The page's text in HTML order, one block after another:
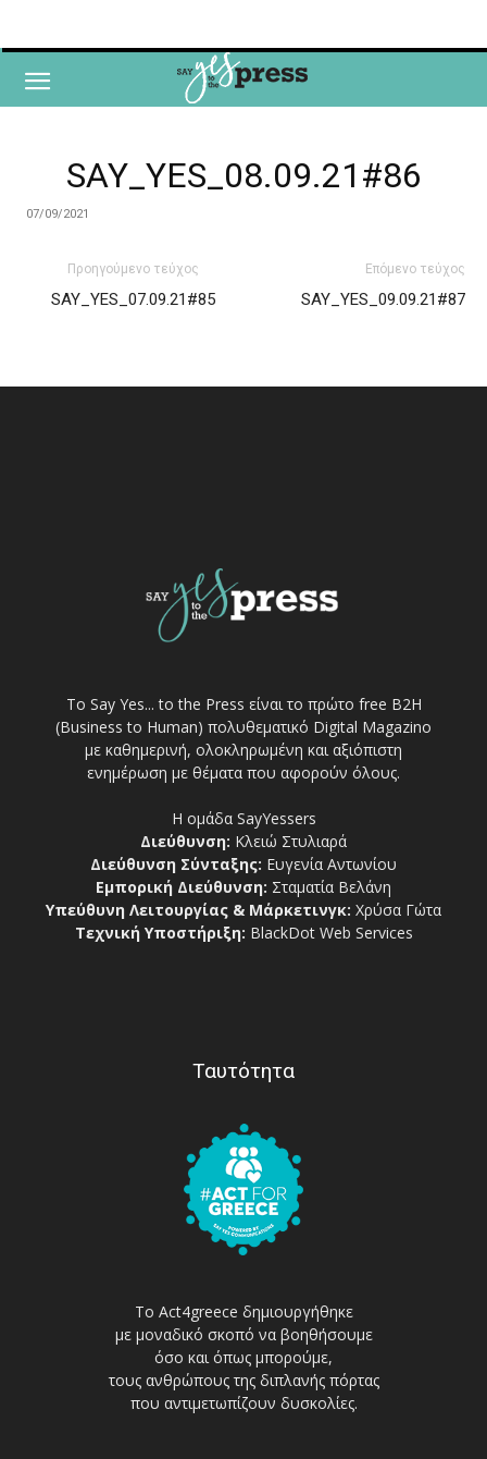
SAY_YES_08.09.21#86
07/09/2021
Προηγούμενο τεύχος
SAY_YES_07.09.21#85
Επόμενο τεύχος
SAY_YES_09.09.21#87
Το Say Yes... to the Press είναι το πρώτο free Β2Η
(Business to Human) πολυθεματικό Digital Magazino
με καθημερινή, ολοκληρωμένη και αξιόπιστη
ενημέρωση με θέματα που αφορούν όλους.
Η ομάδα SayYessers
Διεύθυνση: Κλειώ Στυλιαρά
Διεύθυνση Σύνταξης: Ευγενία Αντωνίου
Εμπορική Διεύθυνση: Σταματία Βελάνη
Υπεύθυνη Λειτουργίας & Μάρκετινγκ: Χρύσα Γώτα
Τεχνική Υποστήριξη: BlackDot Web Services
Ταυτότητα
Το Act4greece δημιουργήθηκε
με μοναδικό σκοπό να βοηθήσουμε
όσο και όπως μπορούμε,
τους ανθρώπους της διπλανής πόρτας
που αντιμετωπίζουν δυσκολίες.